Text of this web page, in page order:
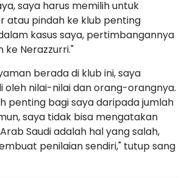
saya harus memilih untuk
atau pindah ke klub penting
kasus saya, pertimbangannya
ke Nerazzurri."
berada di klub ini, saya
oleh nilai-nilai dan orang-orangnya.
penting bagi saya daripada jumlah
saya tidak bisa mengatakan
Saudi adalah hal yang salah,
penilaian sendiri," tutup sang